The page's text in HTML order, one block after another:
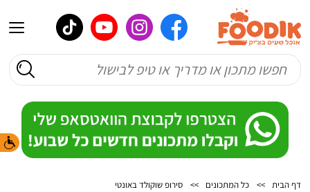
דף הבית >> כל המתכונים >> סירופ שוקולד באונטי